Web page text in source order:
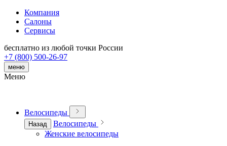
Компания
Салоны
Сервисы
бесплатно из любой точки России
+7 (800) 500-26-97
меню
Меню
Велосипеды
Назад
Велосипеды
Женские велосипеды